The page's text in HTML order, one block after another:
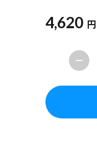
4,620 円